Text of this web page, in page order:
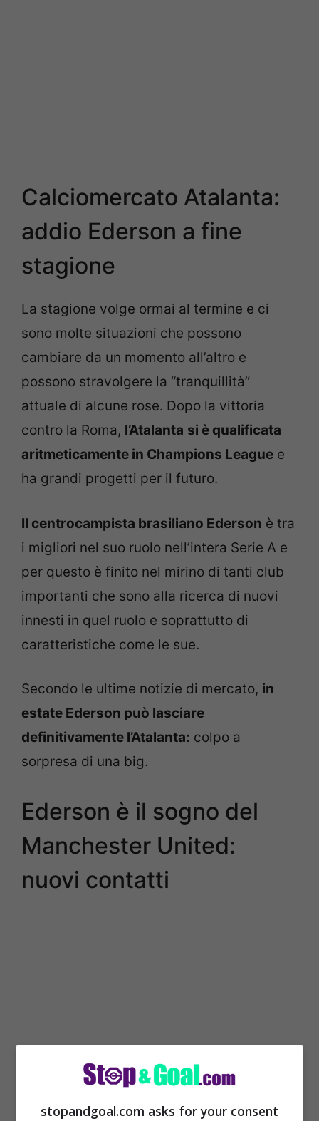
Calciomercato Atalanta:
addio Ederson a fine
stagione
La stagione volge ormai al termine e ci
sono molte situazioni che possono
cambiare da un momento all’altro e
possono stravolgere la “tranquillità”
attuale di alcune rose. Dopo la vittoria
contro la Roma, l’Atalanta si è qualificata
aritmeticamente in Champions League e
ha grandi progetti per il futuro.
Il centrocampista brasiliano Ederson è tra
i migliori nel suo ruolo nell’intera Serie A e
per questo è finito nel mirino di tanti club
importanti che sono alla ricerca di nuovi
innesti in quel ruolo e soprattutto di
caratteristiche come le sue.
Secondo le ultime notizie di mercato, in
estate Ederson può lasciare
definitivamente l’Atalanta: colpo a
sorpresa di una big.
Ederson è il sogno del
Manchester United:
nuovi contatti
Il nome di Edersonsta iniziando a farsi
stopandgoal.com asks for your consent